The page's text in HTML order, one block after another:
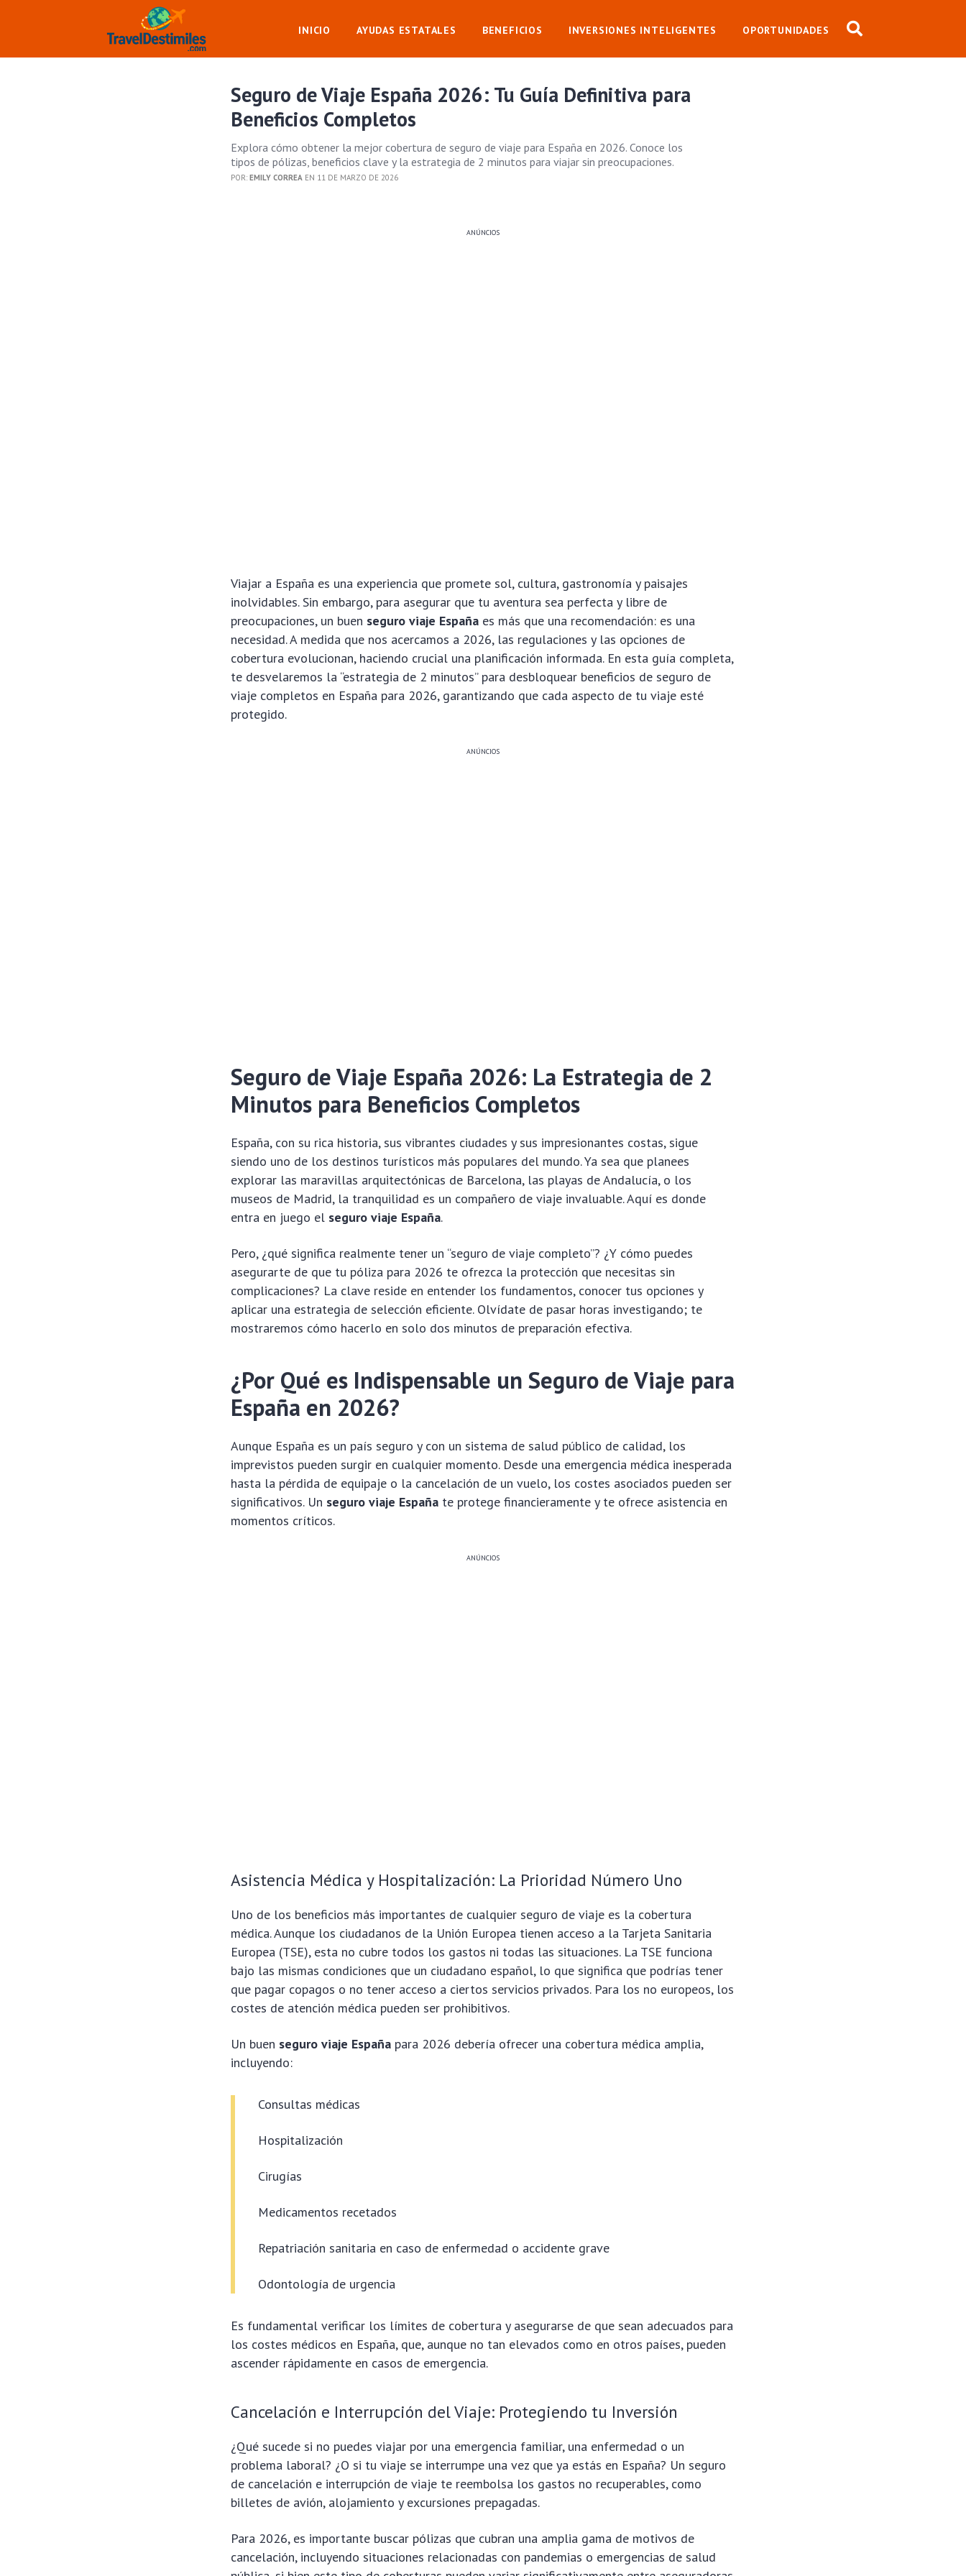
INICIO AYUDAS ESTATALES BENEFICIOS INVERSIONES INTELIGENTES OPORTUNIDADES
Seguro de Viaje España 2026: Tu Guía Definitiva para
Beneficios Completos
Explora cómo obtener la mejor cobertura de seguro de viaje para España en 2026. Conoce los
tipos de pólizas, beneficios clave y la estrategia de 2 minutos para viajar sin preocupaciones.
POR:EMILY CORREA EN 11 DE MARZO DE 2026
ANÚNCIOS
Viajar a España es una experiencia que promete sol, cultura, gastronomía y paisajes
inolvidables. Sin embargo, para asegurar que tu aventura sea perfecta y libre de
preocupaciones, un buen seguro viaje España es más que una recomendación: es una
necesidad. A medida que nos acercamos a 2026, las regulaciones y las opciones de
cobertura evolucionan, haciendo crucial una planificación informada. En esta guía completa,
te desvelaremos la “estrategia de 2 minutos” para desbloquear beneficios de seguro de
viaje completos en España para 2026, garantizando que cada aspecto de tu viaje esté
protegido.
ANÚNCIOS
Seguro de Viaje España 2026: La Estrategia de 2
Minutos para Beneficios Completos
España, con su rica historia, sus vibrantes ciudades y sus impresionantes costas, sigue
siendo uno de los destinos turísticos más populares del mundo. Ya sea que planees
explorar las maravillas arquitectónicas de Barcelona, las playas de Andalucía, o los
museos de Madrid, la tranquilidad es un compañero de viaje invaluable. Aquí es donde
entra en juego el seguro viaje España.
Pero, ¿qué significa realmente tener un “seguro de viaje completo”? ¿Y cómo puedes
asegurarte de que tu póliza para 2026 te ofrezca la protección que necesitas sin
complicaciones? La clave reside en entender los fundamentos, conocer tus opciones y
aplicar una estrategia de selección eficiente. Olvídate de pasar horas investigando; te
mostraremos cómo hacerlo en solo dos minutos de preparación efectiva.
¿Por Qué es Indispensable un Seguro de Viaje para
España en 2026?
Aunque España es un país seguro y con un sistema de salud público de calidad, los
imprevistos pueden surgir en cualquier momento. Desde una emergencia médica inesperada
hasta la pérdida de equipaje o la cancelación de un vuelo, los costes asociados pueden ser
significativos. Un seguro viaje España te protege financieramente y te ofrece asistencia en
momentos críticos.
ANÚNCIOS
Asistencia Médica y Hospitalización: La Prioridad Número Uno
Uno de los beneficios más importantes de cualquier seguro de viaje es la cobertura
médica. Aunque los ciudadanos de la Unión Europea tienen acceso a la Tarjeta Sanitaria
Europea (TSE), esta no cubre todos los gastos ni todas las situaciones. La TSE funciona
bajo las mismas condiciones que un ciudadano español, lo que significa que podrías tener
que pagar copagos o no tener acceso a ciertos servicios privados. Para los no europeos, los
costes de atención médica pueden ser prohibitivos.
Un buen seguro viaje España para 2026 debería ofrecer una cobertura médica amplia,
incluyendo:
Consultas médicas
Hospitalización
Cirugías
Medicamentos recetados
Repatriación sanitaria en caso de enfermedad o accidente grave
Odontología de urgencia
Es fundamental verificar los límites de cobertura y asegurarse de que sean adecuados para
los costes médicos en España, que, aunque no tan elevados como en otros países, pueden
ascender rápidamente en casos de emergencia.
Cancelación e Interrupción del Viaje: Protegiendo tu Inversión
¿Qué sucede si no puedes viajar por una emergencia familiar, una enfermedad o un
problema laboral? ¿O si tu viaje se interrumpe una vez que ya estás en España? Un seguro
de cancelación e interrupción de viaje te reembolsa los gastos no recuperables, como
billetes de avión, alojamiento y excursiones prepagadas.
Para 2026, es importante buscar pólizas que cubran una amplia gama de motivos de
cancelación, incluyendo situaciones relacionadas con pandemias o emergencias de salud